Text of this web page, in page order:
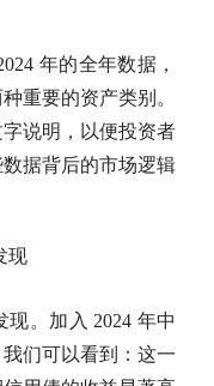
年的全年数据，
重要的资产类别。
说明，以便投资者
据背后的市场逻辑
现
。加入 2024 年中
们可以看到：这一